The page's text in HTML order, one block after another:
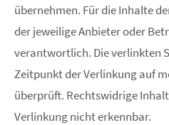
übernehmen. Für die Inhalte
der jeweilige Anbieter oder
verantwortlich. Die verlinkten
Zeitpunkt der Verlinkung auf
überprüft. Rechtswidrige
Verlinkung nicht erkennbar.